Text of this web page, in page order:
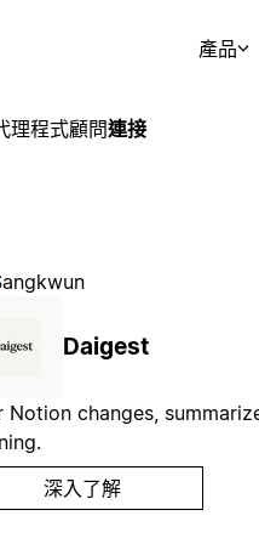
產品
理程式顧問連接
Daigest
Notion changes,
深入了解